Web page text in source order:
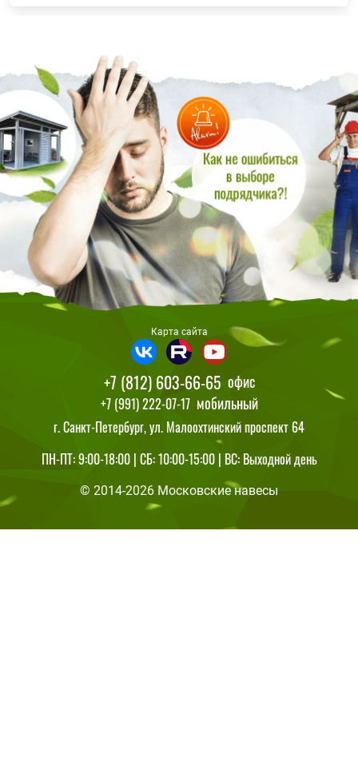
ПН-ПТ: 9:00-18:00 | СБ: 10:00-15:00 | ВС: Выходной день
© 2014-2026 Московские навесы
+7 (812) 603-66-65 офис
+7 (991) 222-07-17 мобильный
г. Санкт-Петербург, ул. Малоохтинский проспект 64
Карта сайта